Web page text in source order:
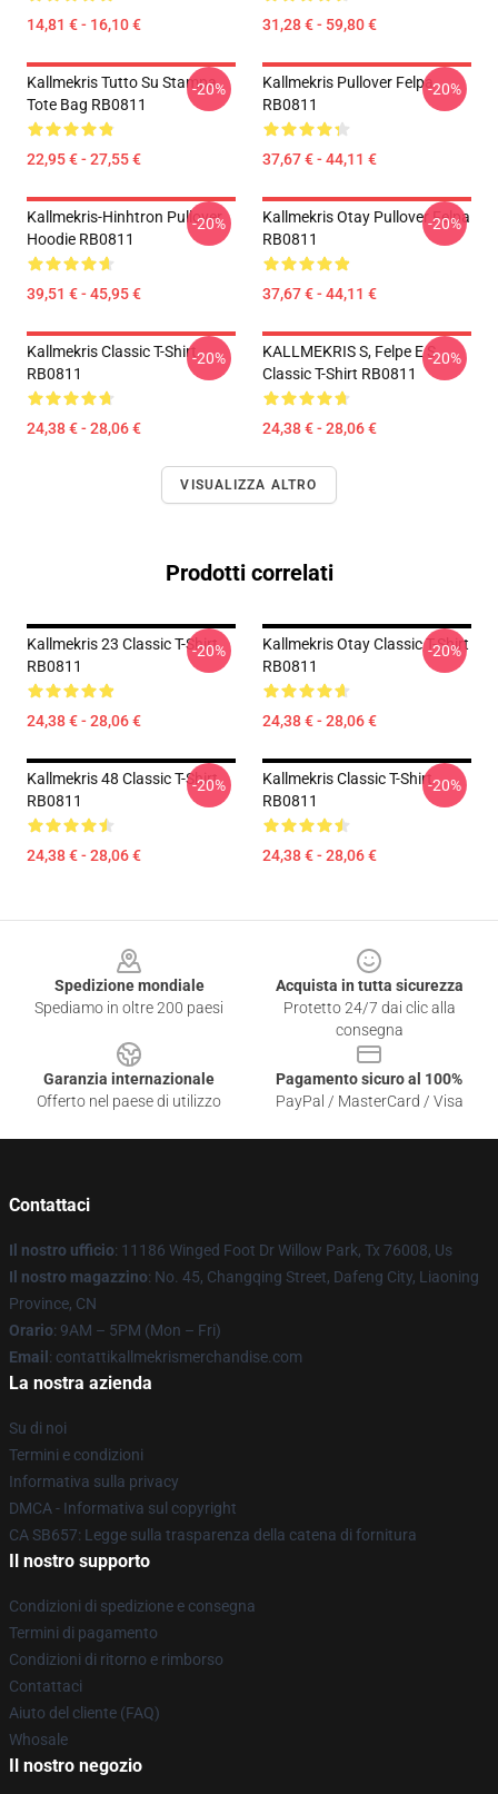
14,81 € - 16,10 € 31,28 € - 59,80 €
Kallmekris Tutto Su Stampa
Tote Bag RB0811
22,95 € - 27,55 €
-20%
Kallmekris Pullover Felpa
RB0811
37,67 € - 44,11 €
-20%
Kallmekris-Hinhtron Pullover
Hoodie RB0811
39,51 € - 45,95 €
-20%
Kallmekris Otay Pullover Felpa
RB0811
37,67 € - 44,11 €
-20%
Kallmekris Classic T-Shirt
RB0811
24,38 € - 28,06 €
-20%
KALLMEKRIS S, Felpe E S
Classic T-Shirt RB0811
24,38 € - 28,06 €
-20%
VISUALIZZA ALTRO
Prodotti correlati
Kallmekris 23 Classic T-Shirt
RB0811
24,38 € - 28,06 €
-20%
Kallmekris Otay Classic T-Shirt
RB0811
24,38 € - 28,06 €
-20%
Kallmekris 48 Classic T-Shirt
RB0811
24,38 € - 28,06 €
-20%
Kallmekris Classic T-Shirt
RB0811
24,38 € - 28,06 €
-20%
Spedizione mondiale
Spediamo in oltre 200 paesi
Acquista in tutta sicurezza
Protetto 24/7 dai clic alla
consegna
Garanzia internazionale
Offerto nel paese di utilizzo
Pagamento sicuro al 100%
PayPal / MasterCard / Visa
Contattaci
Il nostro ufficio: 11186 Winged Foot Dr Willow Park, Tx 76008, Us
Il nostro magazzino: No. 45, Changqing Street, Dafeng City, Liaoning
Province, CN
Orario: 9AM – 5PM (Mon – Fri)
Email : contattikallmekrismerchandise.com
La nostra azienda
Su di noi
Termini e condizioni
Informativa sulla privacy
DMCA - Informativa sul copyright
CA SB657: Legge sulla trasparenza della catena di fornitura
Il nostro supporto
Condizioni di spedizione e consegna
Termini di pagamento
Condizioni di ritorno e rimborso
Contattaci
Aiuto del cliente (FAQ)
Whosale
Il nostro negozio